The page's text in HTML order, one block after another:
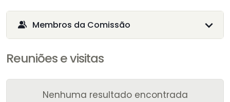
Membros da Comissão
Reuniões e visitas
Nenhuma resultado encontrada